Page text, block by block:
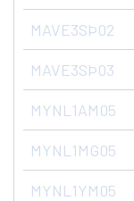
MAVE3SÞ02
MAVE3SÞ03
MYNL1AM05
MYNL1MG05
MYNL1YM05